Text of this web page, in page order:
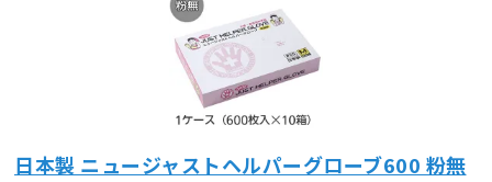
日本製 ニュージャストヘルパーグローブ600 粉無